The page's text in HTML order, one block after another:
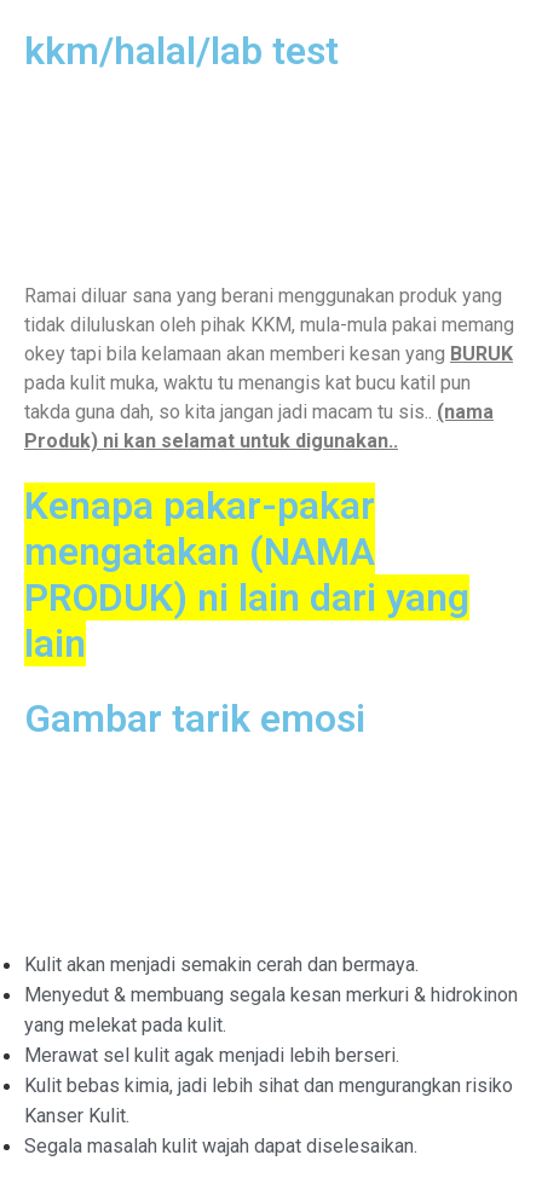
kkm/halal/lab test
Ramai diluar sana yang berani menggunakan produk yang
tidak diluluskan oleh pihak KKM, mula-mula pakai memang
okey tapi bila kelamaan akan memberi kesan yang BURUK
pada kulit muka, waktu tu menangis kat bucu katil pun
takda guna dah, so kita jangan jadi macam tu sis.. (nama
Produk) ni kan selamat untuk digunakan..
Kenapa pakar-pakar
mengatakan (NAMA
PRODUK) ni lain dari yang
lain
Gambar tarik emosi
Kulit akan menjadi semakin cerah dan bermaya.
Menyedut & membuang segala kesan merkuri & hidrokinon
yang melekat pada kulit.
Merawat sel kulit agak menjadi lebih berseri.
Kulit bebas kimia, jadi lebih sihat dan mengurangkan risiko
Kanser Kulit.
Segala masalah kulit wajah dapat diselesaikan.